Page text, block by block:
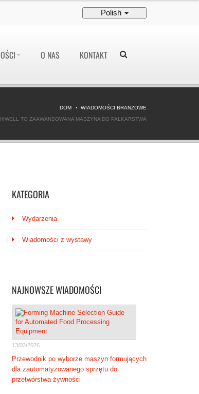
Polish
O NAS KONTAKT
DOM
WIADOMOŚCI BRANŻOWE
TO ZAAWANSOWANA MASZYNA DO PAŁKARSTWA
KATEGORIA
Wydarzenia
Wiadomości z wystawy
NAJNOWSZE WIADOMOŚCI
13/03/2026
Przewodnik po wyborze maszyn formujących
dla zautomatyzowanego sprzętu do
przetwórstwa żywności